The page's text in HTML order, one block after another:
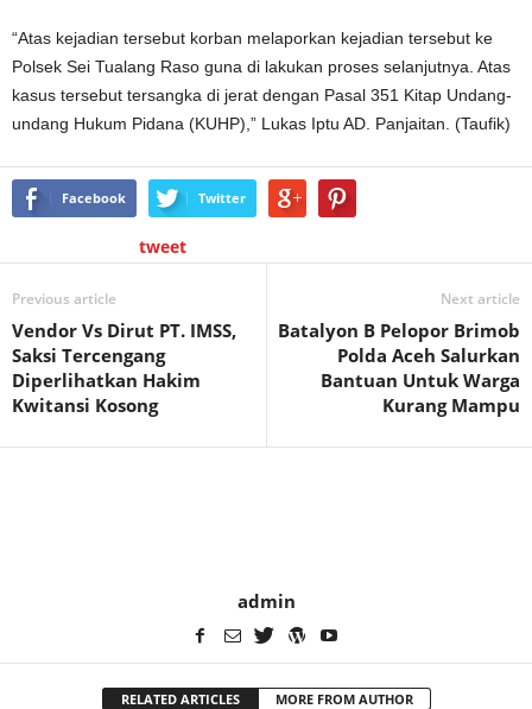
“Atas kejadian tersebut korban melaporkan kejadian tersebut ke
Polsek Sei Tualang Raso guna di lakukan proses selanjutnya. Atas
kasus tersebut tersangka di jerat dengan Pasal 351 Kitap Undang-
undang Hukum Pidana (KUHP),” Lukas Iptu AD. Panjaitan. (Taufik)
Facebook Twitter
tweet
Previous article
Vendor Vs Dirut PT. IMSS,
Saksi Tercengang
Diperlihatkan Hakim
Kwitansi Kosong
Next article
Batalyon B Pelopor Brimob
Polda Aceh Salurkan
Bantuan Untuk Warga
Kurang Mampu
admin
RELATED ARTICLES MORE FROM AUTHOR